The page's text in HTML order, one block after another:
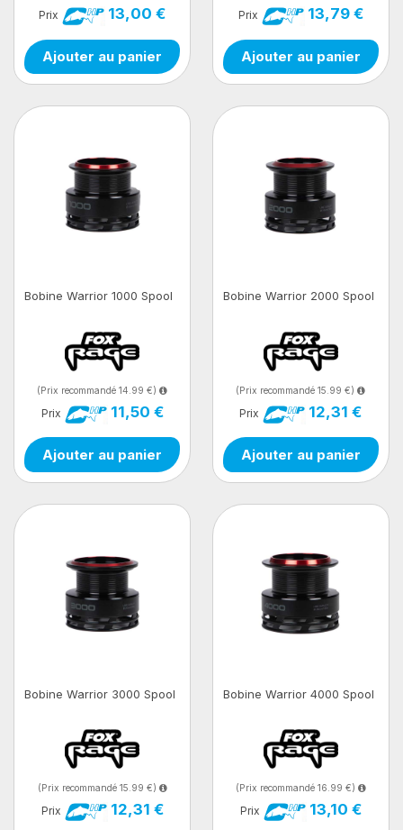
Prix 13,00 €
Ajouter au panier
Prix 13,79 €
Ajouter au panier
Bobine Warrior 1000 Spool
(Prix recommandé 14.99 €)
Prix 11,50 €
Ajouter au panier
Bobine Warrior 2000 Spool
(Prix recommandé 15.99 €)
Prix 12,31 €
Ajouter au panier
Bobine Warrior 3000 Spool
(Prix recommandé 15.99 €)
Prix 12,31 €
Bobine Warrior 4000 Spool
(Prix recommandé 16.99 €)
Prix 13,10 €